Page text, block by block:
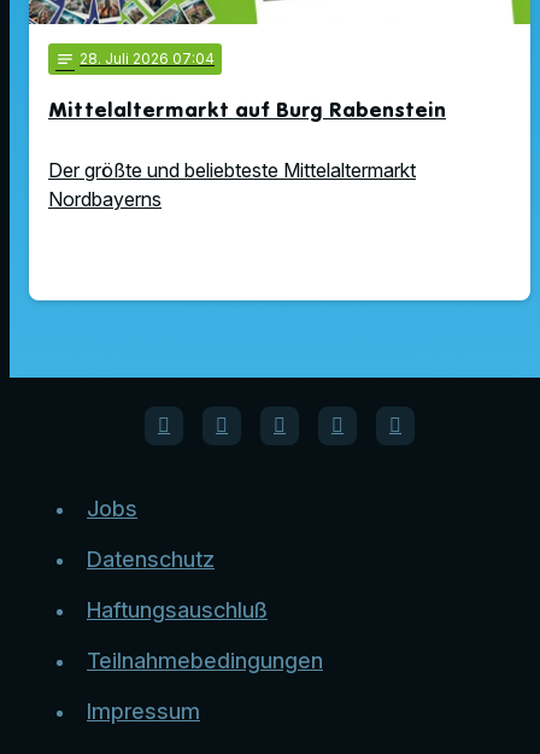
notes 28. Juli 2026 07:04
Mittelaltermarkt auf Burg Rabenstein
Der größte und beliebteste Mittelaltermarkt
Nordbayerns
Jobs
Datenschutz
Haftungsauschluß
Teilnahmebedingungen
Impressum